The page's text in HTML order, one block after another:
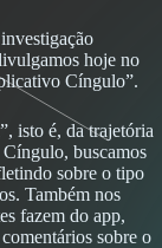
hoje no
Cíngulo”.
isto é, da trajetória
buscamos
sobre o tipo
Também nos
fazem do app,
sobre o